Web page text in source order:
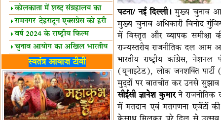
ताकत बढ़ाई
कोलकाता में शब्द संग्रहालय का
उद्घाटन
रामनगर-देहरादून एक्सप्रेस को हरी
झंडीवर्ष 2024 के राष्ट्रीय फिल्म
पुरस्कारों की घोषणा
चुनाव आयोग का अखिल भारतीय
मीडिया सम्मेलन
भारत में केवड़े का अस्तित्‍व 24
लाख वर्ष!
लखनऊ में 'एक राष्ट्र एक चुनाव'
पर बैठक
विधानमंडल लोकतंत्र की पाठशाला
हैं-बिरला
'द वॉयस ऑफ जस्टिस: जस्टिस
गवई स्पीक्स'
राष्ट्रीय युद्ध स्मारक से 'शौर्य विजय
स्वतंत्र आवाज़ टीवी
पटना/ नई दिल्ली।मुख्य चुनाव
मुख्य चुनाव अधिकारी विनोद
में विस्तृत और व्यापक समीक्षा
राज्यस्तरीय राजनीतिक दल आम
भारतीय राष्ट्रीय कांग्रेस, नेशनल
(यूनाइटेड), लोक जनशक्ति पार्टी
मुद्दों पर बातचीत कर उनसे सुझाव
सीईसी ज्ञानेश कुमारने राजनीतिक
में मतदान एवं मतगणना एजेंटों